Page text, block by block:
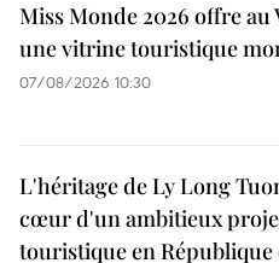
Miss Monde 2026 offre au
une vitrine touristique
07/08/2026 10:30
L'héritage de Ly Long
cœur d'un ambitieux
touristique en République